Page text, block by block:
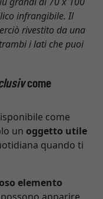
infrangibile. Il
rivestito da una
i lati che puoi
come
come
un oggetto utile
quando ti
elemento